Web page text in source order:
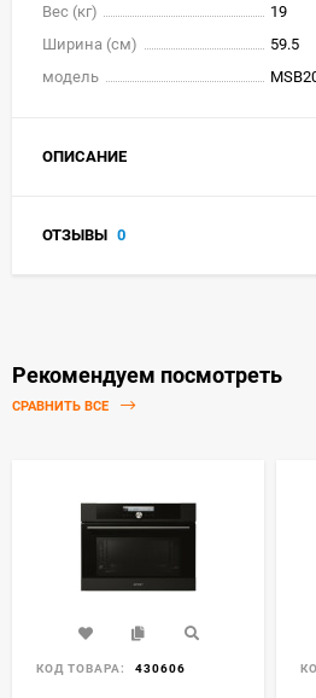
Вес (кг)
19
Ширина (см)
59.5
модель
ОПИСАНИЕ
ОТЗЫВЫ 0
Рекомендуем посмотреть
СРАВНИТЬ ВСЕ
КОД ТОВАРА: 430606